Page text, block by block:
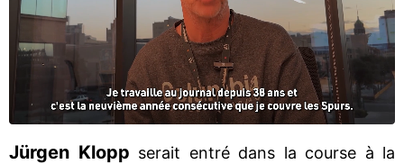
Jürgen Klopp serait entré dans la course à la